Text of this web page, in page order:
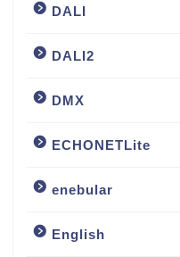
DALI
DALI2
DMX
ECHONETLite
enebular
English